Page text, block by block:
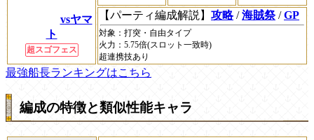
vsヤマ
ト
超スゴフェス
【パーティ編成解説】 攻略/海賊祭/GP
対象： 打突 ・ 自由タイプ
火力： 5.75倍(スロット一致時)
超連携技あり
最強船長ランキングはこちら
編成の特徴と類似性能キャラ